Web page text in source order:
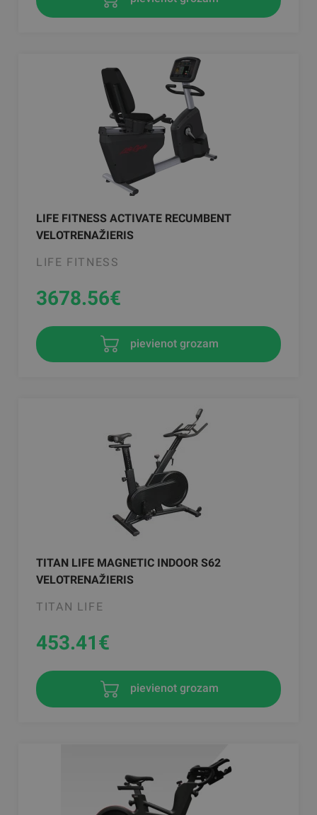
LIFE FITNESS ACTIVATE RECUMBENT
VELOTRENAŽIERIS
LIFE FITNESS
3678.56€
pievienot grozam
TITAN LIFE MAGNETIC INDOOR S62
VELOTRENAŽIERIS
TITAN LIFE
453.41€
pievienot grozam